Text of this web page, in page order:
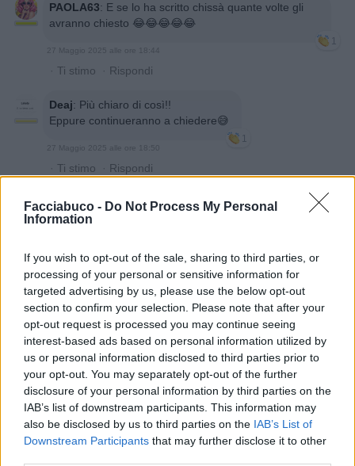
Facciabuco - Do Not Process My Personal
Information
If you wish to opt-out of the sale, sharing to third parties, or
processing of your personal or sensitive information for
targeted advertising by us, please use the below opt-out
section to confirm your selection. Please note that after your
opt-out request is processed you may continue seeing
interest-based ads based on personal information utilized by
us or personal information disclosed to third parties prior to
your opt-out. You may separately opt-out of the further
disclosure of your personal information by third parties on the
IAB’s list of downstream participants. This information may
also be disclosed by us to third parties on the IAB’s List of
Downstream Participants that may further disclose it to other
PAOLA63: E se lo ha scritto chissà quante volte gli
avranno chiesto 😂😂😂😂😂
1
27 Maggio 2025 alle ore 18:44
· Ti stimo · Rispondi
Deaj: Più chiaro di così!!
Eppure continueranno a chiedere😅
1
27 Maggio 2025 alle ore 18:50
· Ti stimo · Rispondi
Phutura:
PAOLA63 Come i cornetti vuoti che sono
vuoti 😁😁😁
·Ti stimo· Rispondi
Deaj Estenuante....
Un giorno in un bar....robe da non credere 😁😁😁
27 Maggio 2025 alle ore 19:14
·Ti stimo ·Rispondi
Bociaa :Phutura eeeeeeeh un bel libro che fa poche
vendite però ...perché poi hanno la coda di paglia i
lettori 😂